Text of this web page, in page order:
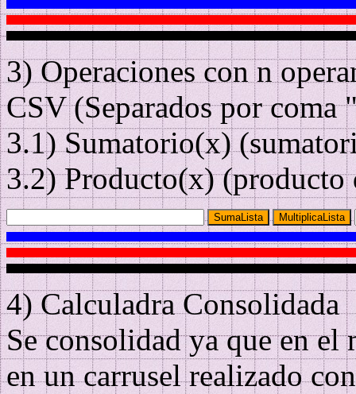
3) Operaciones con n
CSV (Separados por coma
3.1) Sumatorio(x)
3.2) Producto(x) (producto
SumaLista MultiplicaLista
4) Calculadra Consolidada
Se consolidad ya que en el
en un carrusel realizado